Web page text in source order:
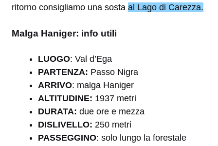
ritorno consigliamo una sosta al Lago di Carezza.
Malga Haniger: info utili
LUOGO: Val d’Ega
PARTENZA: Passo Nigra
ARRIVO: malga Haniger
ALTITUDINE: 1937 metri
DURATA: due ore e mezza
DISLIVELLO: 250 metri
PASSEGGINO: solo lungo la forestale